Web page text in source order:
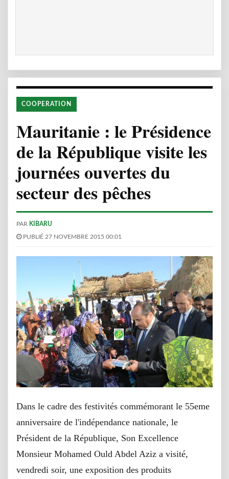
COOPERATION
Mauritanie : le Présidence
de la République visite les
journées ouvertes du
secteur des pêches
PAR KIBARU
PUBLIÉ 27 NOVEMBRE 2015 00:01
Dans le cadre des festivités commémorant le 55eme
anniversaire de l'indépendance nationale, le
Président de la République, Son Excellence
Monsieur Mohamed Ould Abdel Aziz a visité,
vendredi soir, une exposition des produits